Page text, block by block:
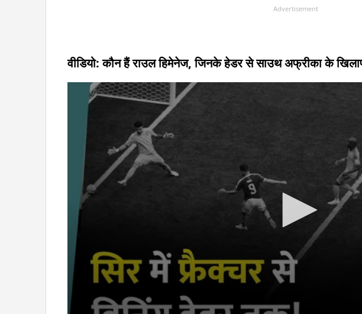
Advertisement
वीडियो: कौन हैं राउल हिमेनेज, जिनके हेडर से साउथ अफ्रीका के